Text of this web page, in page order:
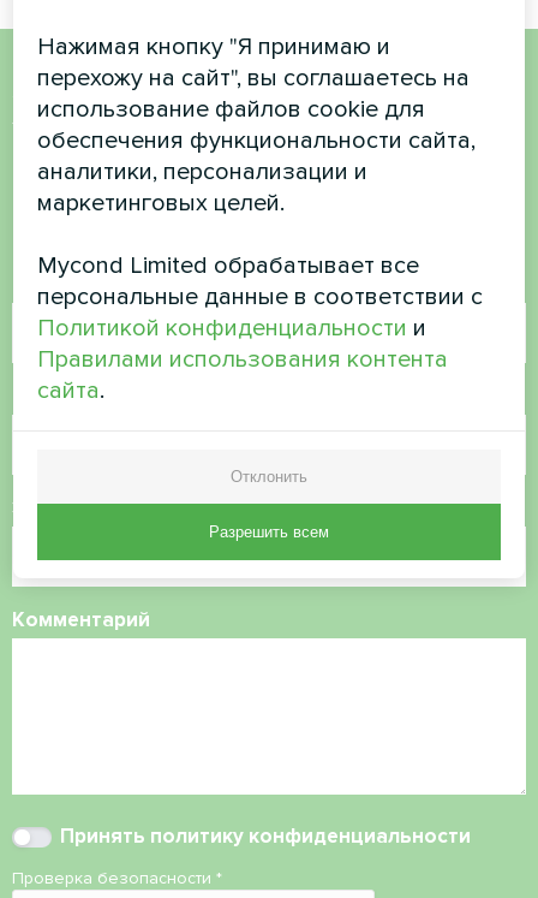
Хотите купить или у вас
есть вопросы?
Свяжитесь с нами, и мы поможем вам
Номер телефона
Электронная почта
Комментарий
Принять политику конфиденциальности
Проверка безопасности *
Нажимая кнопку "Я принимаю и
перехожу на сайт", вы соглашаетесь на
использование файлов cookie для
обеспечения функциональности сайта,
аналитики, персонализации и
маркетинговых целей.
Mycond Limited обрабатывает все
персональные данные в соответствии с
Политикой конфиденциальности и
Правилами использования контента
сайта.
Отклонить
Разрешить всем